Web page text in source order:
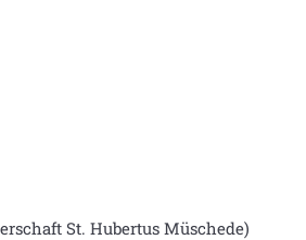
St. Hubertus Müschede)